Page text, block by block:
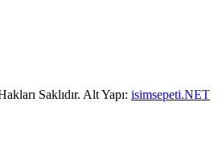
Saklıdır. Alt Yapı: isimsepeti.NET